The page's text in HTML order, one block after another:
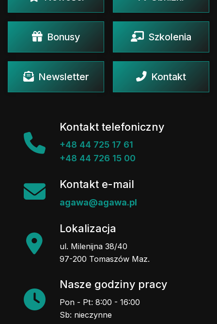
Bonusy Szkolenia
Newsletter Kontakt
Kontakt telefoniczny
+48 44 725 17 61
+48 44 726 15 00
Kontakt e-mail
agawa@agawa.pl
Lokalizacja
ul. Milenijna 38/40
97-200 Tomaszów Maz.
Nasze godziny pracy
Pon - Pt: 8:00 - 16:00
Sb: nieczynne